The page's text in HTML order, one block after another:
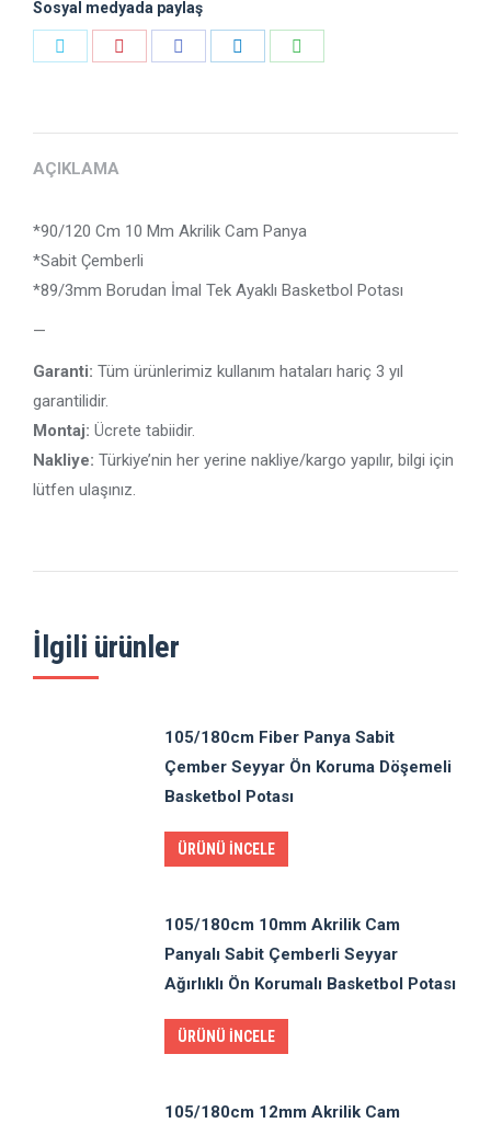
Sosyal medyada paylaş
AÇIKLAMA
*90/120 Cm 10 Mm Akrilik Cam Panya
*Sabit Çemberli
*89/3mm Borudan İmal Tek Ayaklı Basketbol Potası
—
Garanti: Tüm ürünlerimiz kullanım hataları hariç 3 yıl
garantilidir.
Montaj: Ücrete tabiidir.
Nakliye: Türkiye’nin her yerine nakliye/kargo yapılır, bilgi için
lütfen ulaşınız.
İlgili ürünler
105/180cm Fiber Panya Sabit
Çember Seyyar Ön Koruma Döşemeli
Basketbol Potası
ÜRÜNÜ İNCELE
105/180cm 10mm Akrilik Cam
Panyalı Sabit Çemberli Seyyar
Ağırlıklı Ön Korumalı Basketbol Potası
ÜRÜNÜ İNCELE
105/180cm 12mm Akrilik Cam